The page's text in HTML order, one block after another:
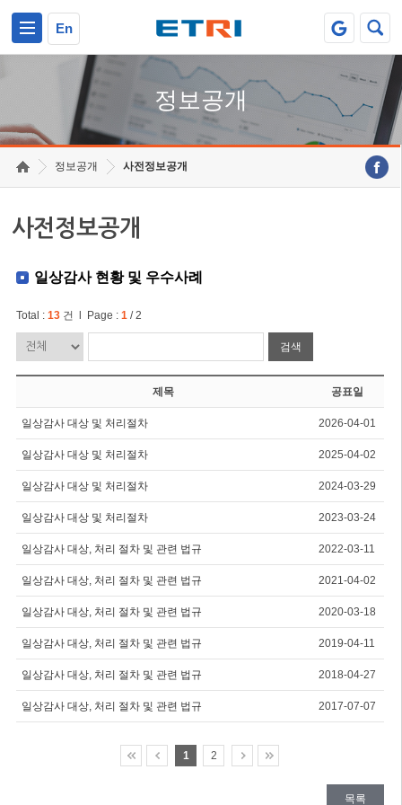
En
정보공개
정보공개 사전정보공개
사전정보공개
일상감사 현황 및 우수사례
Total : 13건 l Page : 1/ 2
검색
제목 공표일
일상감사 대상 및 처리절차 2026-04-01
일상감사 대상 및 처리절차 2025-04-02
일상감사 대상 및 처리절차 2024-03-29
일상감사 대상 및 처리절차 2023-03-24
일상감사 대상, 처리 절차 및 관련 법규 2022-03-11
일상감사 대상, 처리 절차 및 관련 법규 2021-04-02
일상감사 대상, 처리 절차 및 관련 법규 2020-03-18
일상감사 대상, 처리 절차 및 관련 법규 2019-04-11
일상감사 대상, 처리 절차 및 관련 법규 2018-04-27
일상감사 대상, 처리 절차 및 관련 법규 2017-07-07
1 2
목록